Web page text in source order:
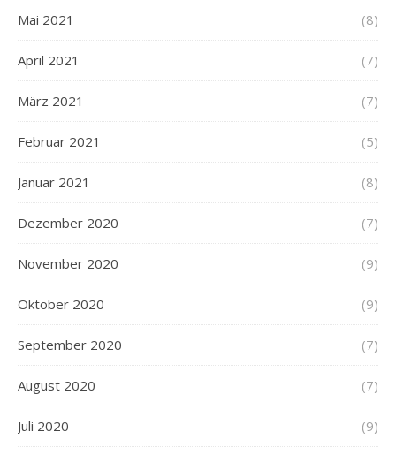
Mai 2021 (8)
April 2021 (7)
März 2021 (7)
Februar 2021 (5)
Januar 2021 (8)
Dezember 2020 (7)
November 2020 (9)
Oktober 2020 (9)
September 2020 (7)
August 2020 (7)
Juli 2020 (9)